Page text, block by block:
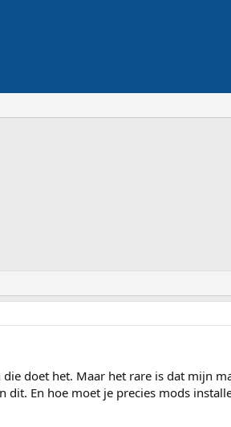
doet het. Maar het rare is dat mijn
dit. En hoe moet je precies mods